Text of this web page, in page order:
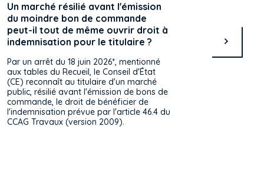
Un marché résilié avant l'émission
du moindre bon de commande
peut-il tout de même ouvrir droit à
indemnisation pour le titulaire ?
Par un arrêt du 18 juin 2026*, mentionné
aux tables du Recueil, le Conseil d'État
(CE) reconnaît au titulaire d'un marché
public, résilié avant l'émission de bons de
commande, le droit de bénéficier de
l'indemnisation prévue par l'article 46.4 du
CCAG Travaux (version 2009).